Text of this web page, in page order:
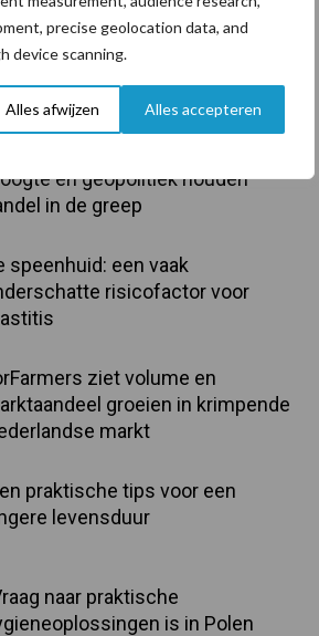
precise geolocation data, and
device scanning.
Alles afwijzen Alles accepteren
Partner nieuws
en geopolitiek houden
in de greep
speenhuid: een vaak
risicofactor voor
ziet volume en
groeien in krimpende
markt
praktische tips voor een
levensduur
naar praktische
is in Polen